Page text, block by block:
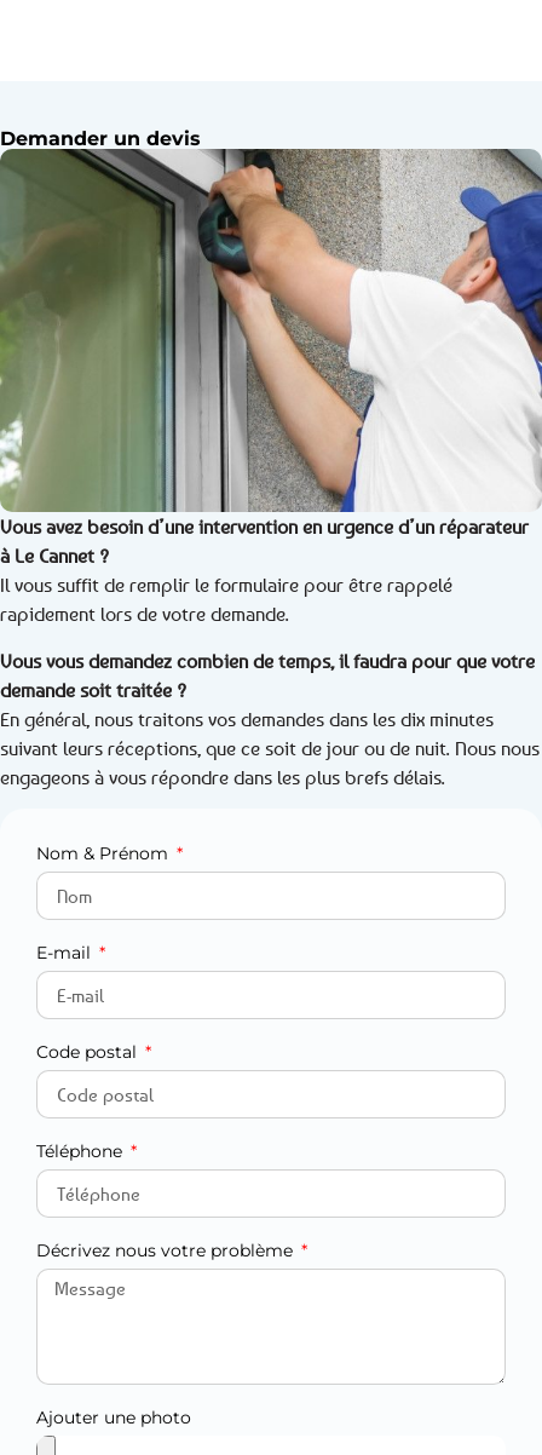
Demander un devis
Vous avez besoin d’une intervention en urgence d’un réparateur
à Le Cannet ?
Il vous suffit de remplir le formulaire pour être rappelé
rapidement lors de votre demande.
Vous vous demandez combien de temps, il faudra pour que votre
demande soit traitée ?
En général, nous traitons vos demandes dans les dix minutes
suivant leurs réceptions, que ce soit de jour ou de nuit. Nous nous
engageons à vous répondre dans les plus brefs délais.
Nom & Prénom
E-mail
Code postal
Téléphone
Décrivez nous votre problème
Ajouter une photo